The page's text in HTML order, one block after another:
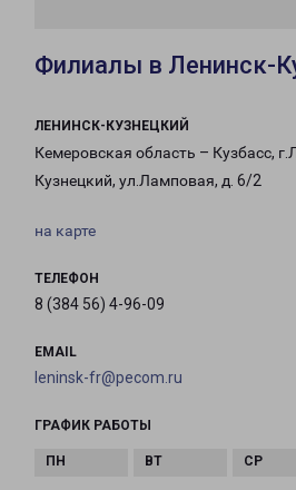
Филиалы в Ленинск-
ЛЕНИНСК-КУЗНЕЦКИЙ
Кемеровская область – Кузбасс,
Кузнецкий, ул.Ламповая, д. 6/2
на карте
ТЕЛЕФОН
8 (384 56) 4-96-09
EMAIL
leninsk-fr@pecom.ru
ГРАФИК РАБОТЫ